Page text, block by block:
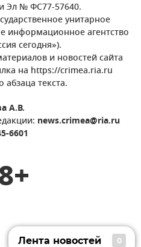
Эл № ФС77-57640.
унитарное
информационное агентство
сегодня»).
и новостей сайта
на https://crimea.ria.ru
текста.
А.В.
news.crimea@ria.ru
6601
Лента новостей 0